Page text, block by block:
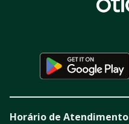
Horário de Atendimento